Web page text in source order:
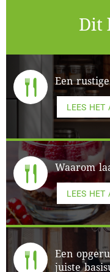
Dit
Een
LEES HET
Waarom
LEES HET
Een
juiste